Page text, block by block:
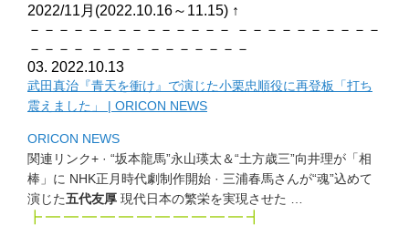
2022/11月(2022.10.16～11.15) ↑
－－－－－－－－－－－－－－ －－－－－－－－－－
－－－－ －－－－－－－－－－－
03. 2022.10.13
武田真治『青天を衝け』で演じた小栗忠順役に再登板「打ち
震えました」 | ORICON NEWS
ORICON NEWS
関連リンク+ · “坂本龍馬”永山瑛太＆“土方歳三”向井理が「相
棒」に NHK正月時代劇制作開始 · 三浦春馬さんが“魂”込めて
演じた五代友厚 現代日本の繁栄を実現させた …
┣ ━ ━ ━ ━ ━ ━ ━ ━ ━ ━ ━ ┫